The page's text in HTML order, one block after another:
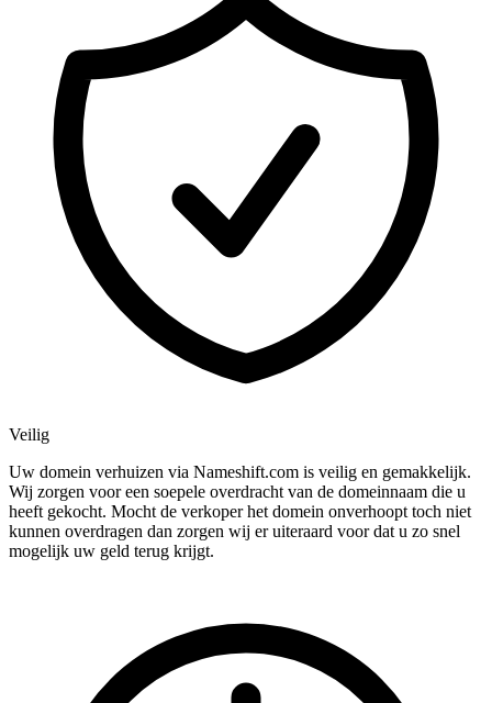
Veilig
Uw domein verhuizen via Nameshift.com is veilig en gemakkelijk.
Wij zorgen voor een soepele overdracht van de domeinnaam die u
heeft gekocht. Mocht de verkoper het domein onverhoopt toch niet
kunnen overdragen dan zorgen wij er uiteraard voor dat u zo snel
mogelijk uw geld terug krijgt.